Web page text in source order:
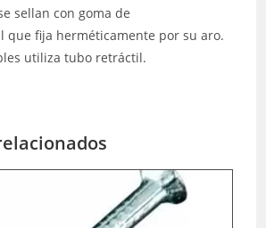
sellan con goma de
que fija herméticamente por su aro.
utiliza tubo retráctil.